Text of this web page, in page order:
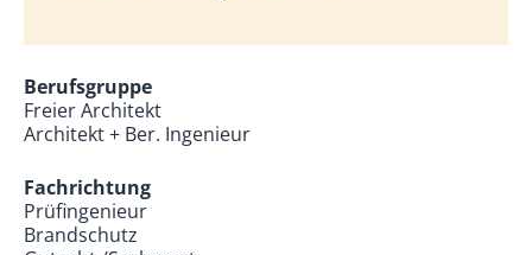
Berufsgruppe
Freier Architekt
Architekt + Ber. Ingenieur
Fachrichtung
Prüfingenieur
Brandschutz